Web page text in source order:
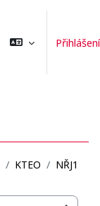
Přihlášení
KTEO NŘJ1